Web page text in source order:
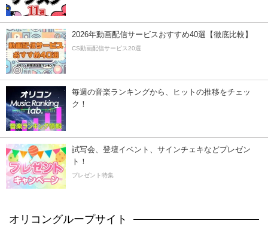
2026年動画配信サービスおすすめ40選【徹底比較】
CS動画配信サービス20選
毎週の音楽ランキングから、ヒットの推移をチェッ
ク！
試写会、登壇イベント、サインチェキなどプレゼン
ト！
プレゼント特集
オリコングループサイト